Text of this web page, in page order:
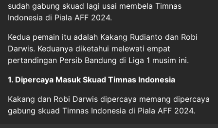
sudah gabung skuad lagi usai membela Timnas
Indonesia di Piala AFF 2024.
Kedua pemain itu adalah Kakang Rudianto dan Robi
Darwis. Keduanya diketahui melewati empat
pertandingan Persib Bandung di Liga 1 musim ini.
1. Dipercaya Masuk Skuad Timnas Indonesia
Kakang dan Robi Darwis dipercaya memang dipercaya
gabung skuad Timnas Indonesia di Piala AFF 2024.